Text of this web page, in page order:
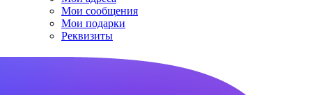
Мои сообщения
Мои подарки
Реквизиты